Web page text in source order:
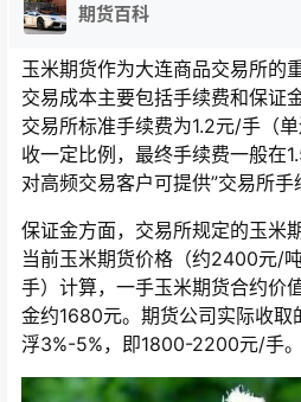
期货百科
玉米期货作为大连商品交易所的
交易成本主要包括手续费和保证
交易所标准手续费为1.2元/手（
收一定比例，最终手续费一般在
对高频交易客户可提供”交易所手
保证金方面，交易所规定的玉米
当前玉米期货价格（约2400元/
手）计算，一手玉米期货合约价
金约1680元。期货公司实际收取
浮3%-5%，即1800-2200元/手。